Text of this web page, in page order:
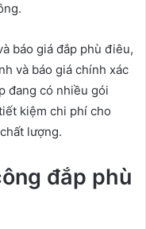
báo giá đắp phù điêu,
và báo giá chính xác
đang có nhiều gói
kiệm chi phí cho
lượng.
đắp phù